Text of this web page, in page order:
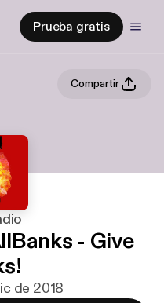
Prueba gratis
Compartir
- Give
de 2018